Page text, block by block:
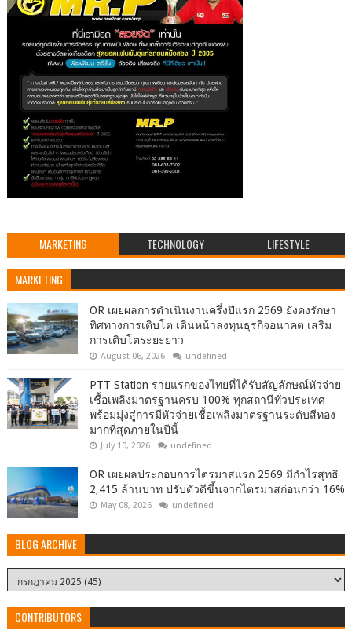
MARKETING TECHNOLOGY LIFESTYLE
MARKETING
OR เผยผลการดำเนินงานครึ่งปีแรก 2569 ยังคงรักษา
ทิศทางการเติบโต เดินหน้าลงทุนธุรกิจอนาคต เสริม
การเติบโตระยะยาว
August 06, 2026 undefined
PTT Station รายแรกของไทยที่ได้รับสัญลักษณ์หัวจ่าย
เชื้อเพลิงมาตรฐานครบ 100% ทุกสถานีทั่วประเทศ
พร้อมมุ่งสู่การมีหัวจ่ายเชื้อเพลิงมาตรฐานระดับสีทอง
มากที่สุดภายในปีนี้
July 10, 2026 undefined
OR เผยผลประกอบการไตรมาสแรก 2569 มีกำไรสุทธิ
2,415 ล้านบาท ปรับตัวดีขึ้นจากไตรมาสก่อนกว่า 16%
May 08, 2026 undefined
BLOG ARCHIVE
CONTRIBUTORS